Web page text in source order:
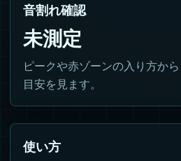
音割れ確認
未測定
ピークや赤ゾーンの入り方か
目安を見ます。
使い方